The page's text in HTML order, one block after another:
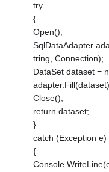
try
{
Open();
SqlDataAdapter
tring, Connection);
DataSet dataset =
Close();
return dataset;
}
catch (Exception e)
{